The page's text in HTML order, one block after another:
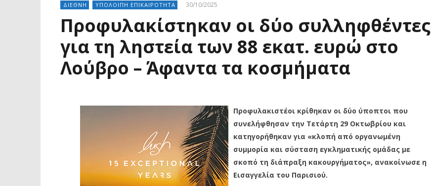
ΔΙΕΘΝΗ ΥΠΟΛΟΙΠΗ ΕΠΙΚΑΙΡΟΤΗΤΑ 30/10/2025
Προφυλακίστηκαν οι δύο συλληφθέντες
για τη ληστεία των 88 εκατ. ευρώ στο
Λούβρο – Άφαντα τα κοσμήματα
Προφυλακιστέοι κρίθηκαν οι δύο ύποπτοι που
συνελήφθησαν την Τετάρτη 29 Οκτωβρίου και
κατηγορήθηκαν για «κλοπή από οργανωμένη
συμμορία και σύσταση εγκληματικής ομάδας με
σκοπό τη διάπραξη κακουργήματος», ανακοίνωσε η
Εισαγγελία του Παρισιού.